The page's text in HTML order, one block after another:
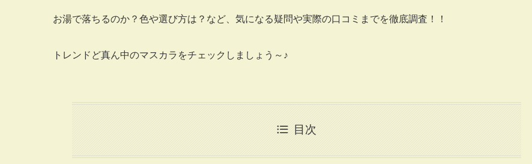
お湯で落ちるのか？色や選び方は？など、気になる疑問や実際の口コミまでを徹底調査！！
トレンドど真ん中のマスカラをチェックしましょう～♪
目次